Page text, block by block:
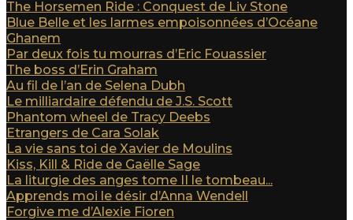
The Horsemen Ride : Conquest de Liv Stone
Blue Belle et les larmes empoisonnées d’Océane
Ghanem
Par deux fois tu mourras d’Eric Fouassier
The boss d’Erin Graham
Au fil de l’an de Selena Dubh
Le milliardaire défendu de J.S. Scott
Phantom wheel de Tracy Deebs
Etrangers de Cara Solak
La vie sans toi de Xavier de Moulins
Kiss, Kill & Ride de Gaëlle Sage
La liturgie des anges tome II le tombeau...
Apprends moi le désir d’Anna Wendell
Forgive me d’Alexie Fioren